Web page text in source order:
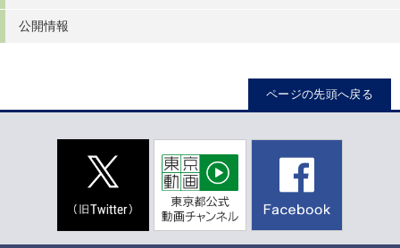
公開情報
ページの先頭へ戻る